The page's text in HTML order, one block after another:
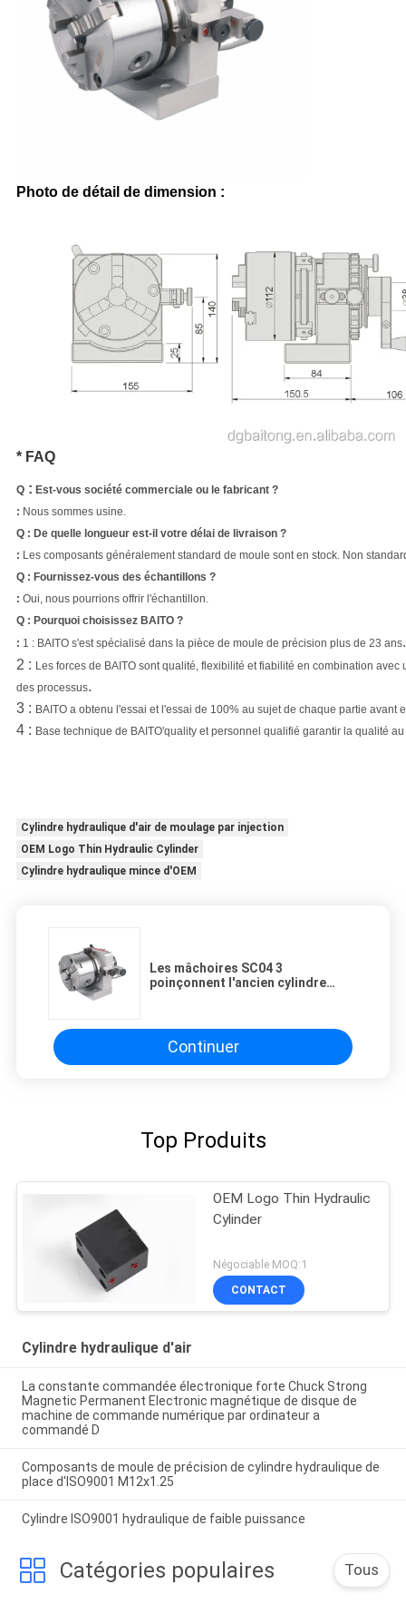
Photo de détail de dimension :
* FAQ
Q: Est-vous société commerciale ou le fabricant ?
: Nous sommes usine.
Q : De quelle longueur est-il votre délai de livraison ?
: Les composants généralement standard de moule sont en stock. Non
Q : Fournissez-vous des échantillons ?
: Oui, nous pourrions offrir l'échantillon.
Q : Pourquoi choisissez BAITO ?
: 1 : BAITO s'est spécialisé dans la pièce de moule de précision plus de 23 ans.
2 : Les forces de BAITO sont qualité, flexibilité et fiabilité en combination
des processus.
3 : BAITO a obtenu l'essai et l'essai de 100% au sujet de chaque partie avant
4 : Base technique de BAITO'quality et personnel qualifié garantir la qualité
Cylindre hydraulique d'air de moulage par injection
OEM Logo Thin Hydraulic Cylinder
Cylindre hydraulique mince d'OEM
Les mâchoires SC04 3
poinçonnent l'ancien cylindre
hydraulique
Continuer
Top Produits
OEM Logo Thin Hydraulic
Cylinder
Négociable MOQ:1
CONTACT
Cylindre hydraulique d'air
La constante commandée électronique forte Chuck Strong
Magnetic Permanent Electronic magnétique de disque de
machine de commande numérique par ordinateur a
commandé D
Composants de moule de précision de cylindre hydraulique de
place d'ISO9001 M12x1.25
Cylindre ISO9001 hydraulique de faible puissance
Catégories populaires Tous